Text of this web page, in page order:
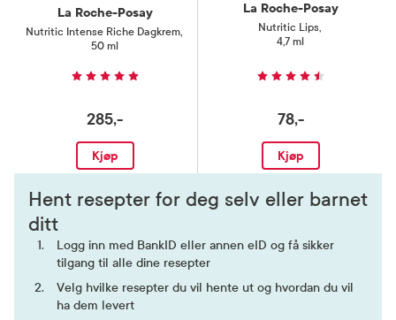
La Roche-Posay
Nutritic Intense Riche Dagkrem,
50 ml
285,-
Kjøp
La Roche-Posay
Nutritic Lips,
4,7 ml
78,-
Kjøp
Hent resepter for deg selv eller barnet
ditt
Logg inn med BankID eller annen eID og få sikker
tilgang til alle dine resepter
Velg hvilke resepter du vil hente ut og hvordan du vil
ha dem levert